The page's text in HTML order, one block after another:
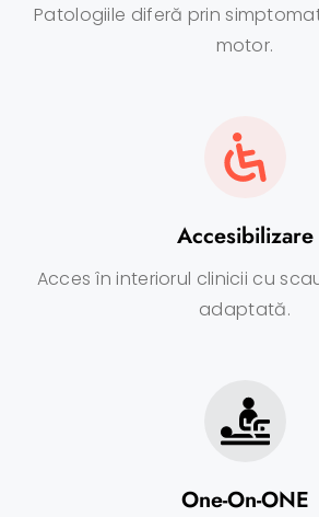
Patologiile diferă prin
motor.
Accesibilizare
Acces în interiorul clinicii cu
adaptată.
One-On-ONE